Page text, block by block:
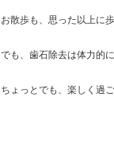
お散歩も、思った以上に
でも、歯石除去は体力的に
ちょっとでも、楽しく過